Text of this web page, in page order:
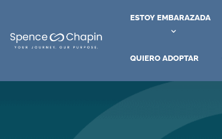
ESTOY EMBARAZADA
QUIERO ADOPTAR